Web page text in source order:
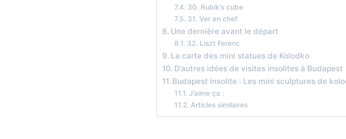
30. Rubik’s cube
31. Ver en chef
Une dernière avant le départ
32. Liszt Ferenc
La carte des mini statues de Kolodko
D’autres idées de visites insolites à Budapest
Budapest insolite : Les mini sculptures de
J’aime ça :
Articles similaires